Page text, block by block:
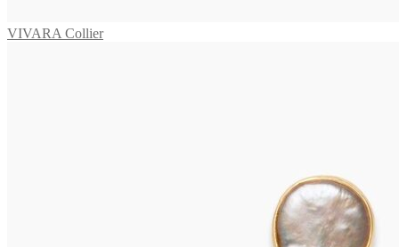
VIVARA Collier